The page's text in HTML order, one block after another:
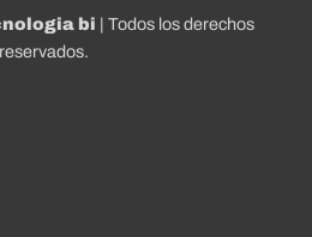
bi | Todos los derechos
reservados.